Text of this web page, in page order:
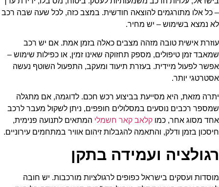
– כל אלו מתורגמים להוצאה חודשית. במצב כזה, לכל שעה שבה רכב
לא נמצא בשימוש – יש מחיר.
עוזרת אישית טובה מזהה מצבים כאלה בזמן אמת. אם יש רכב
שמאבד זמן טיפולים, מספק תחזוקה שאינו זמין, או כפילות שימוש –
אפשר לפעול מיידית. בעזרת תיעוד ומעקב, התפעול השוטף נעשה
אסטרטגי יותר.
יתרה מזאת, היא מסייעת בביצוע רכש חכם. לדוגמה, אם מתגלה
שמספר רכבים נוסעים במסלולים חופפים, ניתן לשקול מעבר לרכב
אחד מסוג אחר, כמו קלאב קאר חשמלי המתאים לתנועה פנימית,
חיסכון בזמן ודלק, והתאמה להגבלות זיהום אוויר במתחמים עירוניים.
רגולציה ועמידה בתקן
מוסדות ועסקים בישראל כפופים לרגולציות מורכבות. יש חובה